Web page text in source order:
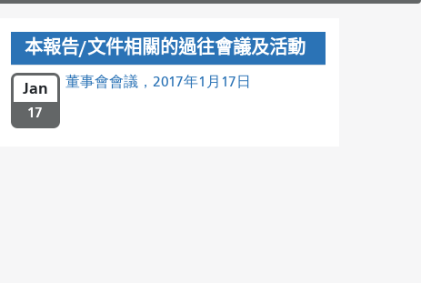
本報告/文件相關的過往會議及活動
Jan
17
董事會會議，2017年1月17日